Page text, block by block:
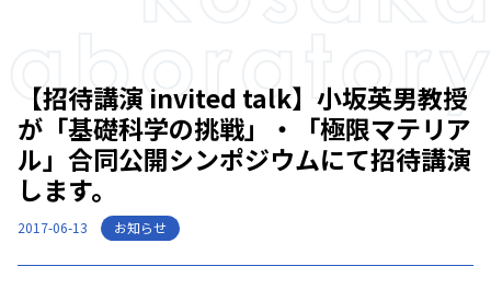
【招待講演 invited talk】小坂英男教授
が「基礎科学の挑戦」・「極限マテリア
ル」合同公開シンポジウムにて招待講演
します。
2017-06-13 お知らせ